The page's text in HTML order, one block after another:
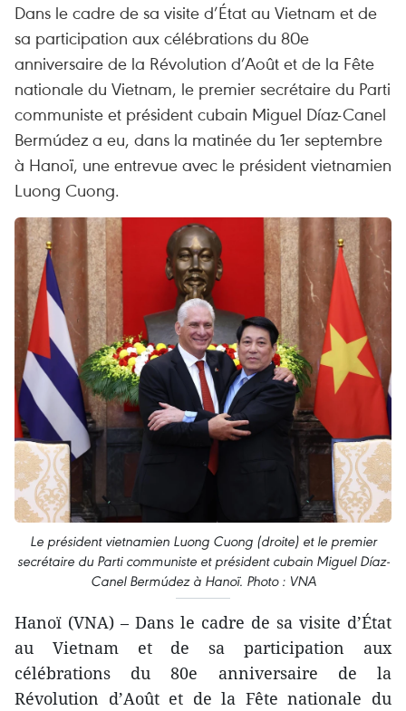
Dans le cadre de sa visite d’État au Vietnam et de
sa participation aux célébrations du 80e
anniversaire de la Révolution d’Août et de la Fête
nationale du Vietnam, le premier secrétaire du Parti
communiste et président cubain Miguel Díaz-Canel
Bermúdez a eu, dans la matinée du 1er septembre
à Hanoï, une entrevue avec le président vietnamien
Luong Cuong.
Le président vietnamien Luong Cuong (droite) et le premier
secrétaire du Parti communiste et président cubain Miguel Díaz-
Canel Bermúdez à Hanoï. Photo : VNA
Hanoï (VNA) – Dans le cadre de sa visite d’État
au Vietnam et de sa participation aux
célébrations du 80e anniversaire de la
Révolution d’Août et de la Fête nationale du